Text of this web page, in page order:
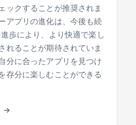
ックすることが推奨されま
アプリの進化は、今後も続
歩により、より快適で楽し
れることが期待されていま
分に合ったアプリを見つけ
存分に楽しむことができる